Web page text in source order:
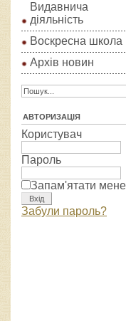
Видавнича
діяльність
Воскресна школа
Архів новин
АВТОРИЗАЦІЯ
Користувач
Пароль
Запам'ятати мене
Забули пароль?